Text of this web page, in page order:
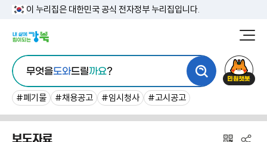
이 누리집은 대한민국 공식 전자정부 누리집입니다.
청
통
합
검
색
무엇을도와드릴까요?
#폐기물 #채용공고 #임시청사 #고시공고
원
보도자료